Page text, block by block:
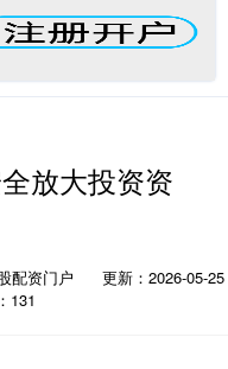
放大投资资
配资门户
更新：2026-05-25
131